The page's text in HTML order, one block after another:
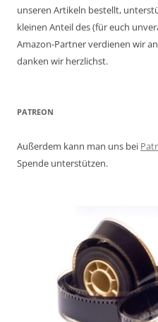
unseren Artikeln bestellt,
kleinen Anteil des (für euch
Amazon-Partner verdienen wir
danken wir herzlichst.
PATREON
Außerdem kann man uns bei
Spende unterstützen.